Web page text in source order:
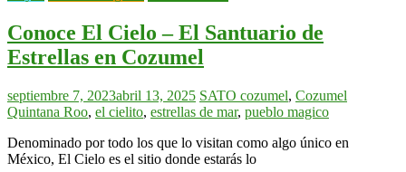
Conoce El Cielo – El Santuario de
Estrellas en Cozumel
septiembre 7, 2023abril 13, 2025 SATO cozumel, Cozumel
Quintana Roo, el cielito, estrellas de mar, pueblo magico
Denominado por todo los que lo visitan como algo único en
México, El Cielo es el sitio donde estarás lo